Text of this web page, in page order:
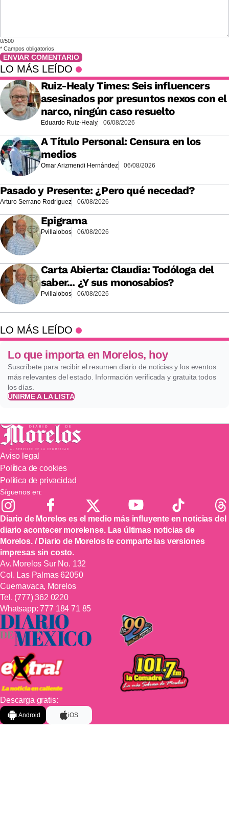
0/500
* Campos obligatorios
ENVIAR COMENTARIO
LO MÁS LEÍDO
Ruiz-Healy Times: Seis influencers
asesinados por presuntos nexos con el
narco, ningún caso resuelto
Eduardo Ruiz-Healy 06/08/2026
A Título Personal: Censura en los
medios
Omar Arizmendi Hernández 06/08/2026
Pasado y Presente: ¿Pero qué necedad?
Arturo Serrano Rodríguez 06/08/2026
Epigrama
Pvillalobos 06/08/2026
Carta Abierta: Claudia: Todóloga del
saber... ¿Y sus monosabios?
Pvillalobos 06/08/2026
LO MÁS LEÍDO
Lo que importa en Morelos, hoy
Suscríbete para recibir el resumen diario de noticias y los eventos
más relevantes del estado. Información verificada y gratuita todos
los días.
UNIRME A LA LISTA
Aviso legal
Política de cookies
Política de privacidad
Síguenos en:
Diario de Morelos es el medio más influyente en noticias del
diario acontecer morelense. Las últimas noticias de
Morelos. / Diario de Morelos te comparte las versiones
impresas sin costo.
Av. Morelos Sur No. 132
Col. Las Palmas 62050
Cuernavaca, Morelos
Tel. (777) 362 0220
Whatsapp: 777 184 71 85
Descarga gratis:
Android iOS